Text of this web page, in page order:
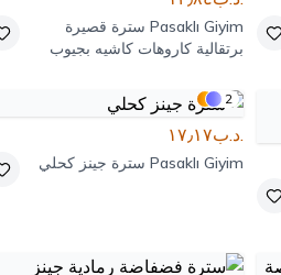
Pasaklı Giyim سترة قصيرة
برتقالية كاروهات كاشيه بجيوب
2
.د.ب١٧٫١٧
Pasaklı Giyim سترة جينز كحلي